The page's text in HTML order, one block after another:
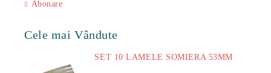
Abonare
Cele mai Vândute
SET 10 LAMELE SOMIERA 53MM